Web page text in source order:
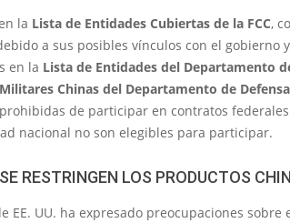
la Lista de Entidades Cubiertas de la FCC,
a sus posibles vínculos con el gobierno
en la Lista de Entidades del Departamento
Chinas del Departamento de Defensa
de participar en contratos
nacional no son elegibles para participar.
RESTRINGEN LOS PRODUCTOS
EE. UU. ha expresado preocupaciones